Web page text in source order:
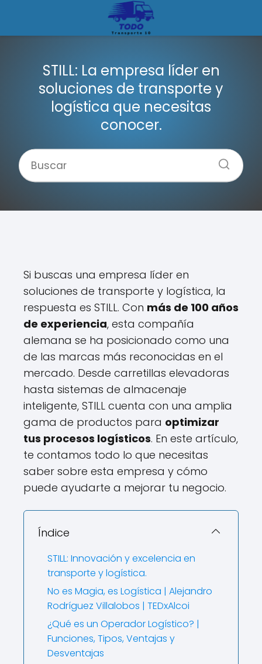
STILL: La empresa líder en
soluciones de transporte y
logística que necesitas
conocer.
Si buscas una empresa líder en
soluciones de transporte y logística, la
respuesta es STILL. Con más de 100 años
de experiencia, esta compañía
alemana se ha posicionado como una
de las marcas más reconocidas en el
mercado. Desde carretillas elevadoras
hasta sistemas de almacenaje
inteligente, STILL cuenta con una amplia
gama de productos para optimizar
tus procesos logísticos. En este artículo,
te contamos todo lo que necesitas
saber sobre esta empresa y cómo
puede ayudarte a mejorar tu negocio.
Índice
STILL: Innovación y excelencia en
transporte y logística.
No es Magia, es Logística | Alejandro
Rodríguez Villalobos | TEDxAlcoi
¿Qué es un Operador Logístico? |
Funciones, Tipos, Ventajas y
Desventajas